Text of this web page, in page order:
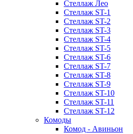
Стеллаж Лео
Стеллаж ST-1
Стеллаж ST-2
Стеллаж ST-3
Стеллаж ST-4
Стеллаж ST-5
Стеллаж ST-6
Стеллаж ST-7
Стеллаж ST-8
Стеллаж ST-9
Стеллаж ST-10
Стеллаж ST-11
Стеллаж ST-12
Комоды
Комод - Авиньон